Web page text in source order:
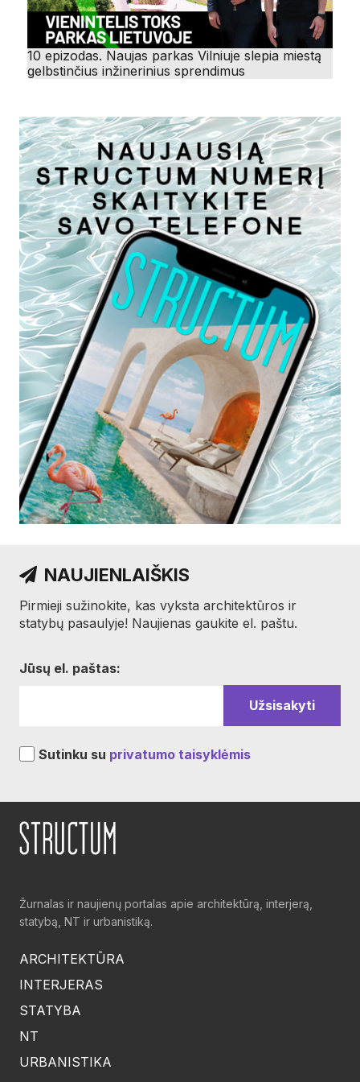
10 epizodas. Naujas parkas Vilniuje slepia miestą
gelbstinčius inžinerinius sprendimus
NAUJIENLAIŠKIS
Pirmieji sužinokite, kas vyksta architektūros ir
statybų pasaulyje! Naujienas gaukite el. paštu.
Jūsų el. paštas:
Sutinku su privatumo taisyklėmis
Žurnalas ir naujienų portalas apie architektūrą, interjerą,
statybą, NT ir urbanistiką.
ARCHITEKTŪRA
INTERJERAS
STATYBA
NT
URBANISTIKA